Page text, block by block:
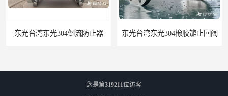
东光台湾东光304倒流防止器 东光台湾东光304橡胶瓣止回阀
您是第319211位访客